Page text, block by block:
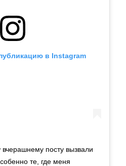
в Instagram
посту вызвали
те, где меня